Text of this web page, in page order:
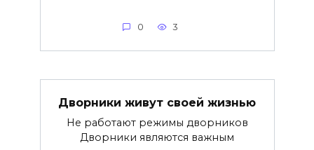
0 3
Дворники живут своей жизнью
Не работают режимы дворников
Дворники являются важным